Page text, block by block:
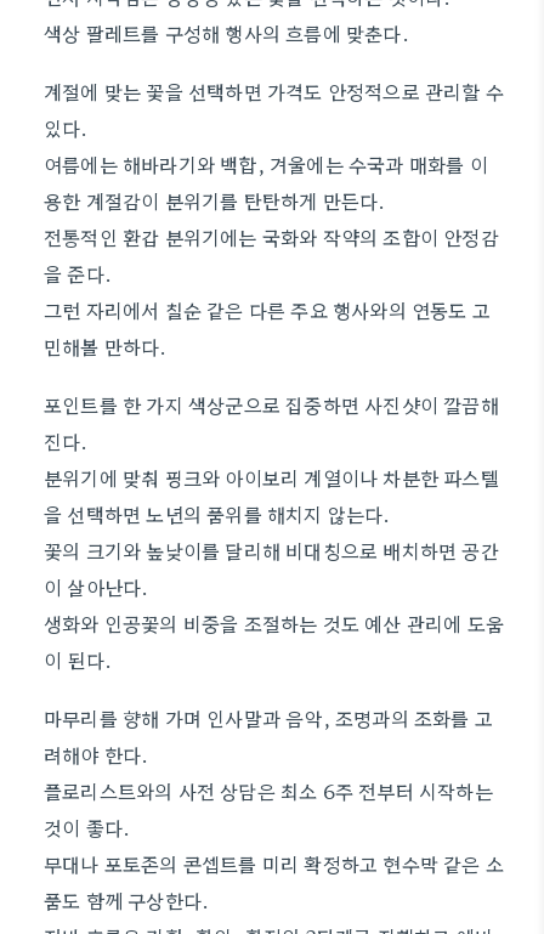
색상 팔레트를 구성해 행사의 흐름에 맞춘다.
계절에 맞는 꽃을 선택하면 가격도 안정적으로 관리할 수
있다.
여름에는 해바라기와 백합, 겨울에는 수국과 매화를 이
용한 계절감이 분위기를 탄탄하게 만든다.
전통적인 환갑 분위기에는 국화와 작약의 조합이 안정감
을 준다.
그런 자리에서 칠순 같은 다른 주요 행사와의 연동도 고
민해볼 만하다.
포인트를 한 가지 색상군으로 집중하면 사진샷이 깔끔해
진다.
분위기에 맞춰 핑크와 아이보리 계열이나 차분한 파스텔
을 선택하면 노년의 품위를 해치지 않는다.
꽃의 크기와 높낮이를 달리해 비대칭으로 배치하면 공간
이 살아난다.
생화와 인공꽃의 비중을 조절하는 것도 예산 관리에 도움
이 된다.
마무리를 향해 가며 인사말과 음악, 조명과의 조화를 고
려해야 한다.
플로리스트와의 사전 상담은 최소 6주 전부터 시작하는
것이 좋다.
무대나 포토존의 콘셉트를 미리 확정하고 현수막 같은 소
품도 함께 구상한다.